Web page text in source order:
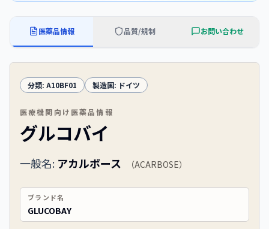
医薬品情報 品質/規制 お問い合わせ
分類: A10BF01 製造国: ドイツ
医療機関向け医薬品情報
グルコバイ
一般名: アカルボース （ACARBOSE）
ブランド名
GLUCOBAY